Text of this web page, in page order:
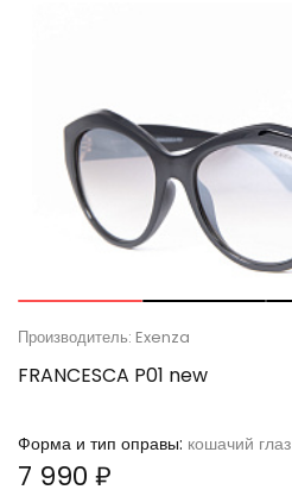
Производитель: Exenza
FRANCESCA P01 new
Форма и тип оправы: кошачий глаз
7 990 ₽